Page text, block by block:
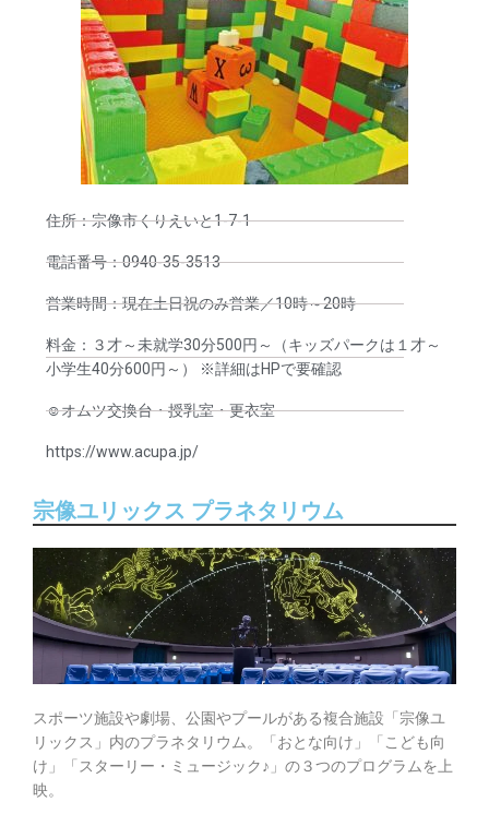
住所：宗像市くりえいと1-7-1
電話番号：0940-35-3513
営業時間：現在土日祝のみ営業／10時～20時
料金：３才～未就学30分500円～（キッズパークは１才～
小学生40分600円～） ※詳細はHPで要確認
☺︎オムツ交換台・授乳室・更衣室
https://www.acupa.jp/
宗像ユリックス プラネタリウム
スポーツ施設や劇場、公園やプールがある複合施設「宗像ユ
リックス」内のプラネタリウム。「おとな向け」「こども向
け」「スターリー・ミュージック♪」の３つのプログラムを上
映。